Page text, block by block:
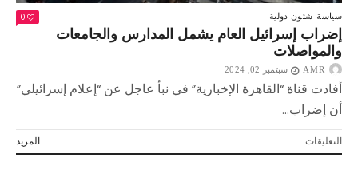
سياسة شئون دولية 0
إضراب إسرائيل العام يشمل المدارس والجامعات
والمواصلات
AMR سبتمبر 02, 2024
أفادت قناة “القاهرة الإخبارية” في نبأ عاجل عن “إعلام إسرائيلي”
أن إضراب...
المزيد التعليقاتعلى
إضراب